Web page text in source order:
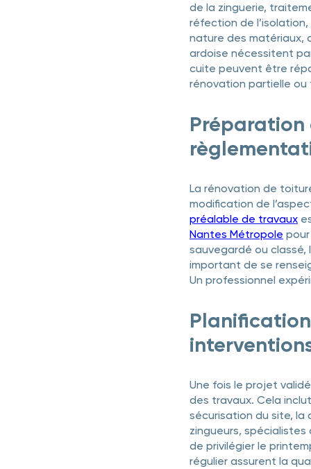
de la zinguerie,
réfection de
nature des matériaux,
ardoise nécessitent
cuite peuvent être
rénovation partielle ou
La rénovation de
modification de
préalable de travaux
Nantes Métropole
sauvegardé ou classé,
important de se
Un professionnel
Une fois le projet
des travaux. Cela
sécurisation du site, la
zingueurs,
de privilégier le
régulier assurent la